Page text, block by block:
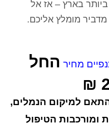
ביותר בארץ – אז אל
מדביר מומלץ אליכם.
מחיר החל
למיקום הנמלים,
ומורכבות הטיפול